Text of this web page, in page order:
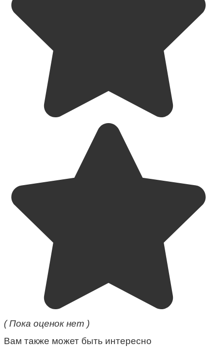
( Пока оценок нет )
Вам также может быть интересно